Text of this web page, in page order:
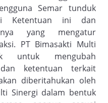
Semar tunduk
Ketentuan ini dan
yang mengatur
PT Bimasakti Multi
untuk mengubah
ketentuan terkait
diberitahukan oleh
Sinergi dalam bentuk